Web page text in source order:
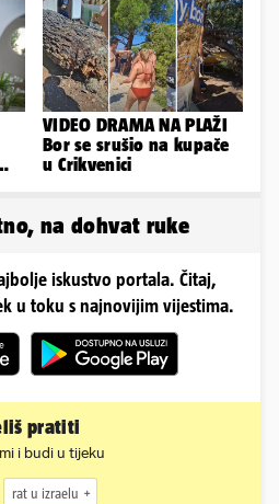
VIDEO DRAMA NA PLAŽI
Bor se srušio na kupače
u Crikvenici
na dohvat ruke
iskustvo portala. Čitaj,
u toku s najnovijim vijestima.
pratiti
i budi u tijeku
rat u izraelu